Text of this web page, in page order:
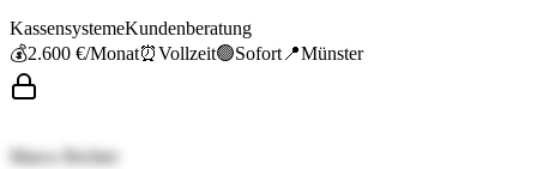
KassensystemeKundenberatung
💰2.600 €/Monat⏰Vollzeit🟢Sofort 📍Münster
Marco Richter